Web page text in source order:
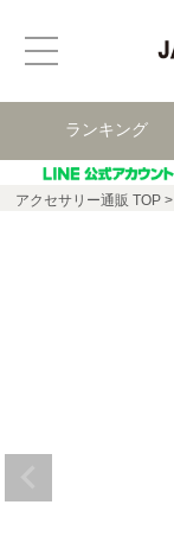
ランキング
アクセサリー通販 TOP